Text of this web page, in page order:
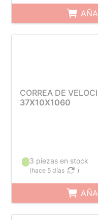
CORREA DE
37X10X1060
3 piezas en stock
(hace 5 días )